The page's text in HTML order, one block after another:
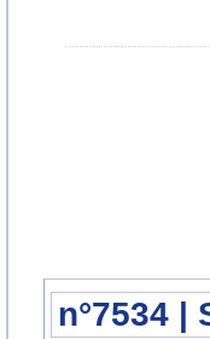
n°7534 |